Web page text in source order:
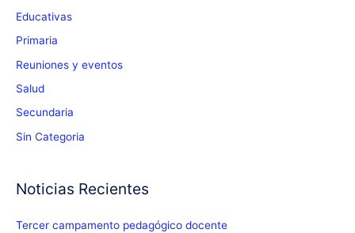
Educativas
Primaria
Reuniones y eventos
Salud
Secundaria
Sin Categoria
Noticias Recientes
Tercer campamento pedagógico docente